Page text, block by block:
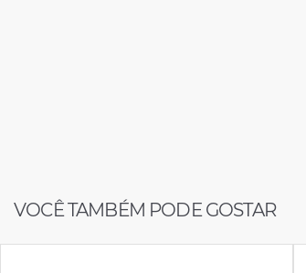
VOCÊ TAMBÉM PODE GOSTAR